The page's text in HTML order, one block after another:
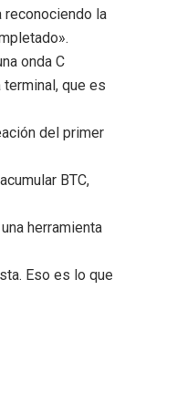
reconociendo la
onda C
que es
del primer
BTC,
herramienta
Eso es lo que